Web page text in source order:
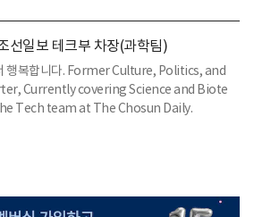
선일보 테크부 차장(과학팀)
행복합니다. Former Culture, Politics, and
Currently covering Science and Biote
Tech team at The Chosun Daily.